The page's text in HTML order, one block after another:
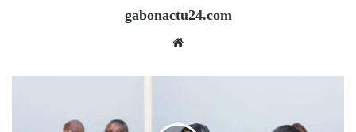
gabonactu24.com